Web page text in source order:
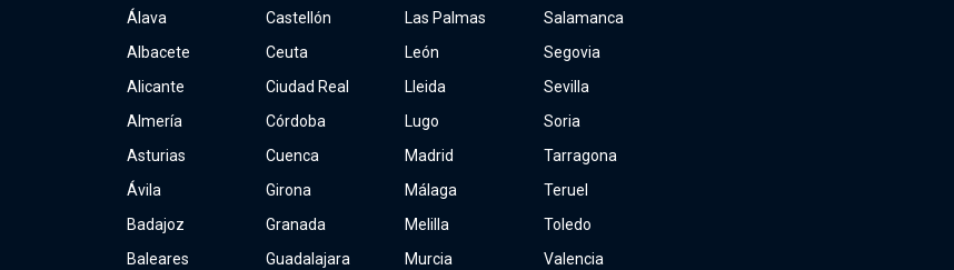
Álava
Albacete
Alicante
Almería
Asturias
Ávila
Badajoz
Baleares
Castellón
Ceuta
Ciudad Real
Córdoba
Cuenca
Girona
Granada
Guadalajara
Las Palmas
León
Lleida
Lugo
Madrid
Málaga
Melilla
Murcia
Salamanca
Segovia
Sevilla
Soria
Tarragona
Teruel
Toledo
Valencia